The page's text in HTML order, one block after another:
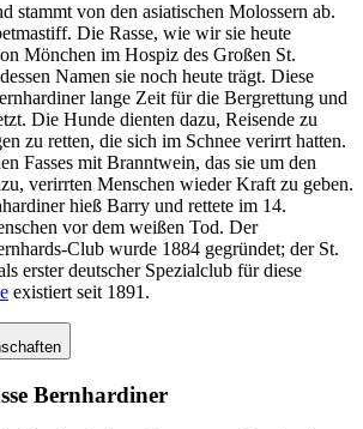
stammt von den asiatischen Molossern ab.
Die Rasse, wie wir sie heute
Mönchen im Hospiz des Großen St.
Namen sie noch heute trägt. Diese
lange Zeit für die Bergrettung und
Die Hunde dienten dazu, Reisende zu
zu retten, die sich im Schnee verirrt hatten.
Fasses mit Branntwein, das sie um den
verirrten Menschen wieder Kraft zu geben.
hieß Barry und rettete im 14.
vor dem weißen Tod. Der
Club wurde 1884 gegründet; der St.
erster deutscher Spezialclub für diese
existiert seit 1891.
Bernhardiner